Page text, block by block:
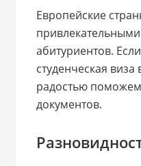
Европейские
абитуриентов.
студенческая
радостью
документов.